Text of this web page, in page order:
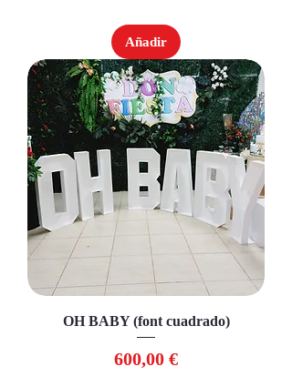
Añadir
OH BABY (font cuadrado)
Precio
600,00 €